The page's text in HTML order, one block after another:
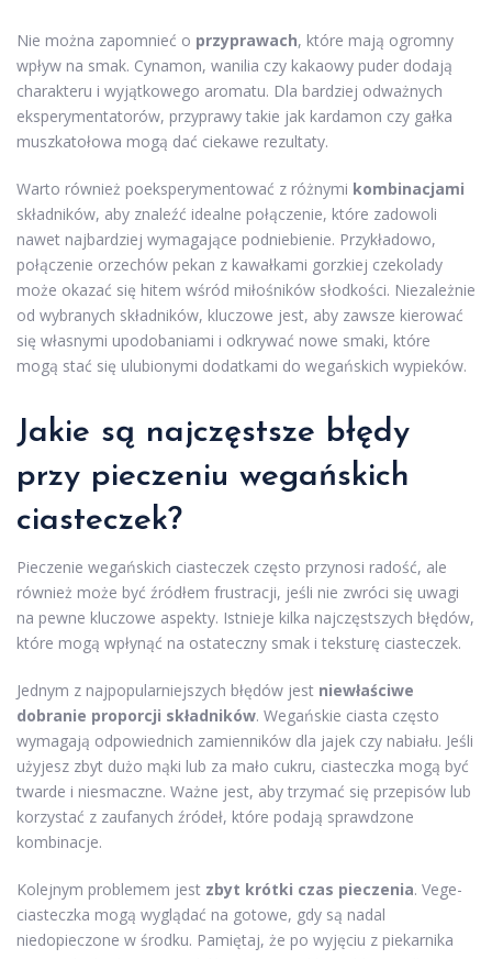
Nie można zapomnieć o przyprawach, które mają ogromny
wpływ na smak. Cynamon, wanilia czy kakaowy puder dodają
charakteru i wyjątkowego aromatu. Dla bardziej odważnych
eksperymentatorów, przyprawy takie jak kardamon czy gałka
muszkatołowa mogą dać ciekawe rezultaty.
Warto również poeksperymentować z różnymi kombinacjami
składników, aby znaleźć idealne połączenie, które zadowoli
nawet najbardziej wymagające podniebienie. Przykładowo,
połączenie orzechów pekan z kawałkami gorzkiej czekolady
może okazać się hitem wśród miłośników słodkości. Niezależnie
od wybranych składników, kluczowe jest, aby zawsze kierować
się własnymi upodobaniami i odkrywać nowe smaki, które
mogą stać się ulubionymi dodatkami do wegańskich wypieków.
Jakie są najczęstsze błędy
przy pieczeniu wegańskich
ciasteczek?
Pieczenie wegańskich ciasteczek często przynosi radość, ale
również może być źródłem frustracji, jeśli nie zwróci się uwagi
na pewne kluczowe aspekty. Istnieje kilka najczęstszych błędów,
które mogą wpłynąć na ostateczny smak i teksturę ciasteczek.
Jednym z najpopularniejszych błędów jest niewłaściwe
dobranie proporcji składników. Wegańskie ciasta często
wymagają odpowiednich zamienników dla jajek czy nabiału. Jeśli
użyjesz zbyt dużo mąki lub za mało cukru, ciasteczka mogą być
twarde i niesmaczne. Ważne jest, aby trzymać się przepisów lub
korzystać z zaufanych źródeł, które podają sprawdzone
kombinacje.
Kolejnym problemem jest zbyt krótki czas pieczenia. Vege-
ciasteczka mogą wyglądać na gotowe, gdy są nadal
niedopieczone w środku. Pamiętaj, że po wyjęciu z piekarnika